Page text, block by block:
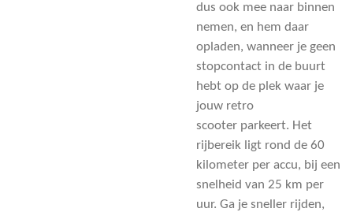
dus ook mee naar binnen
nemen, en hem daar
opladen, wanneer je geen
stopcontact in de buurt
hebt op de plek waar je
jouw retro
scooter parkeert. Het
rijbereik ligt rond de 60
kilometer per accu, bij een
snelheid van 25 km per
uur. Ga je sneller rijden,